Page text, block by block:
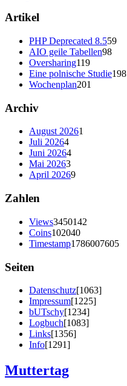
Artikel
PHP Deprecated 8.559
AIO geile Tabellen98
Oversharing119
Eine polnische Studie198
Wochenplan201
Archiv
August 20261
Juli 20264
Juni 20264
Mai 20263
April 20269
Zahlen
Views3450142
Coins102040
Timestamp1786007605
Seiten
Datenschutz[1063]
Impressum[1225]
bUTschy[1234]
Logbuch[1083]
Links[1356]
Info[1291]
Muttertag